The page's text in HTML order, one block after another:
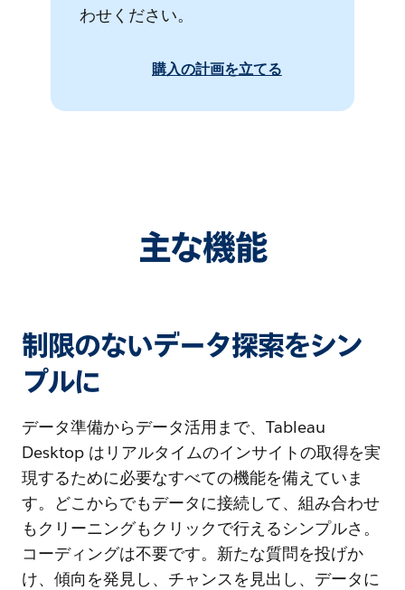
わせください。
購入の計画を立てる
主な機能
制限のないデータ探索をシン
プルに
データ準備からデータ活用まで、Tableau
Desktop はリアルタイムのインサイトの取得を実
現するために必要なすべての機能を備えていま
す。どこからでもデータに接続して、組み合わせ
もクリーニングもクリックで行えるシンプルさ。
コーディングは不要です。新たな質問を投げか
け、傾向を発見し、チャンスを見出し、データに